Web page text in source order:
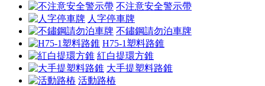
不注意安全警示帶
人字停車牌
不鏽鋼請勿泊車牌
H75-1塑料路錐
紅白提環方錐
大手提塑料路錐
活動路樁